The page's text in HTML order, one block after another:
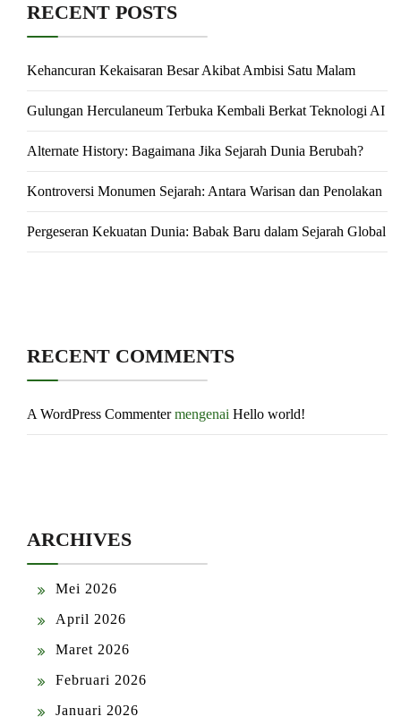
RECENT POSTS
Kehancuran Kekaisaran Besar Akibat Ambisi Satu Malam
Gulungan Herculaneum Terbuka Kembali Berkat Teknologi AI
Alternate History: Bagaimana Jika Sejarah Dunia Berubah?
Kontroversi Monumen Sejarah: Antara Warisan dan Penolakan
Pergeseran Kekuatan Dunia: Babak Baru dalam Sejarah Global
RECENT COMMENTS
A WordPress Commentermengenai Hello world!
ARCHIVES
Mei 2026
April 2026
Maret 2026
Februari 2026
Januari 2026